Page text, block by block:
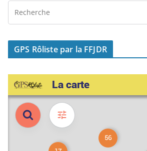
GPS Rôliste par la FFJDR